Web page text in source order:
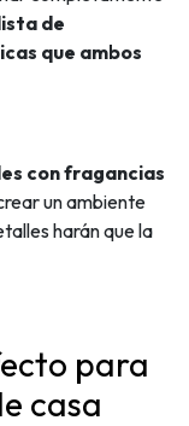
de
que ambos
con fragancias
un ambiente
harán que la
para
casa